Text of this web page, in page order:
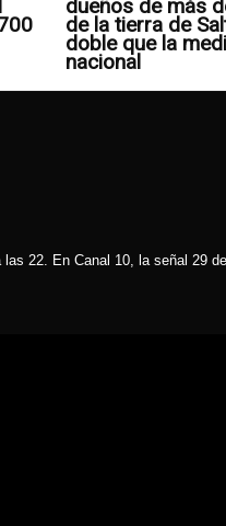
dueños de más
de la tierra de
doble que la
nacional
22. En Canal 10, la señal 29